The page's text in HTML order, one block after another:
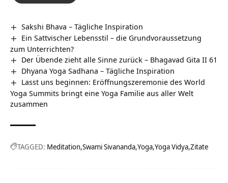
Sakshi Bhava – Tägliche Inspiration
Ein Sattvischer Lebensstil – die Grundvoraussetzung
zum Unterrichten?
Der Übende zieht alle Sinne zurück – Bhagavad Gita II 61
Dhyana Yoga Sadhana – Tägliche Inspiration
Lasst uns beginnen: Eröffnungszeremonie des World
Yoga Summits bringt eine Yoga Familie aus aller Welt
zusammen
TAGGED: Meditation Swami Sivananda Yoga Yoga Vidya Zitate